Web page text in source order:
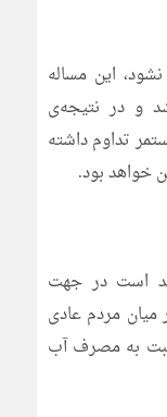
این مساله
و در نتیجه‌ی
تداوم داشته
خواهد بود.
است در جهت
مردم عادی
به مصرف آب